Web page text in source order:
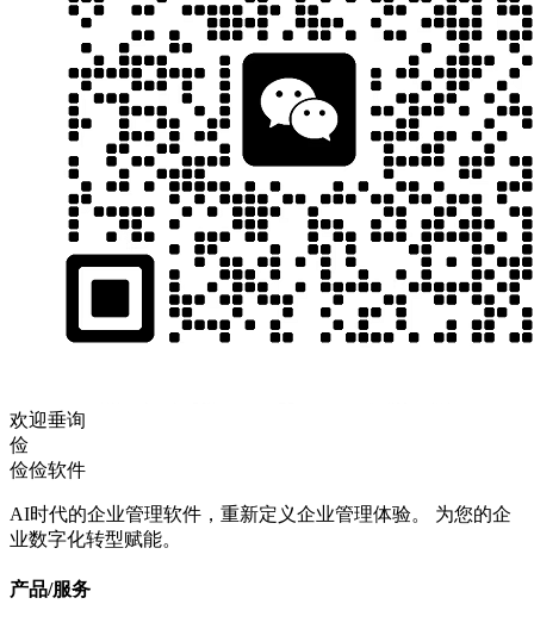
欢迎垂询
俭
俭俭软件
AI时代的企业管理软件，重新定义企业管理体验。 为您的企
业数字化转型赋能。
产品/服务